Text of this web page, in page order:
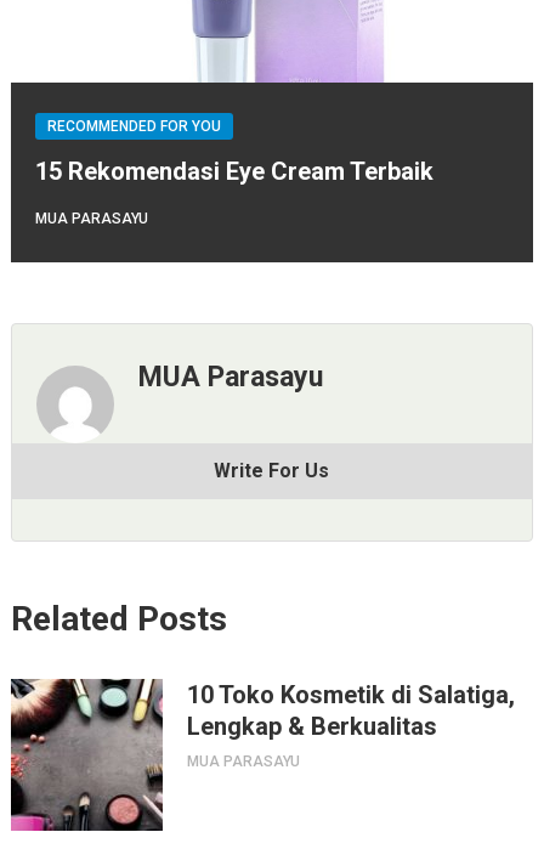
RECOMMENDED FOR YOU
15 Rekomendasi Eye Cream Terbaik
MUA PARASAYU
MUA Parasayu
Write For Us
Related Posts
10 Toko Kosmetik di Salatiga,
Lengkap & Berkualitas
MUA PARASAYU